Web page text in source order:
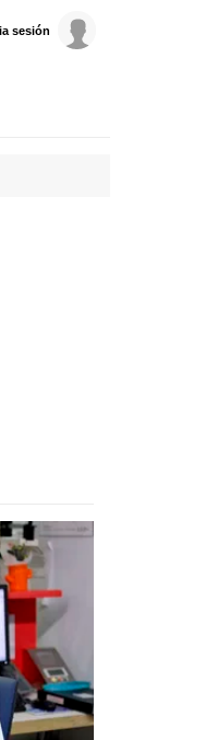
sesión